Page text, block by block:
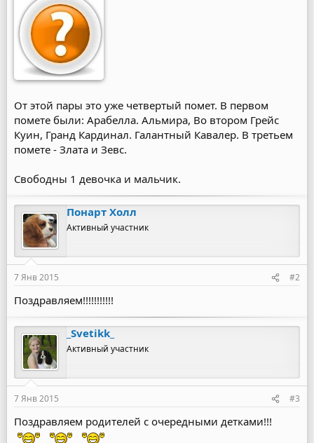
От этой пары это уже четвертый помет. В первом
помете были: Арабелла. Альмира, Во втором Грейс
Куин, Гранд Кардинал. Галантный Кавалер. В третьем
помете - Злата и Зевс.
Свободны 1 девочка и мальчик.
Понарт Холл
Активный участник
7 Янв 2015 #2
Поздравляем!!!!!!!!!!!
_Svetikk_
Активный участник
7 Янв 2015 #3
Поздравляем родителей с очередными детками!!!